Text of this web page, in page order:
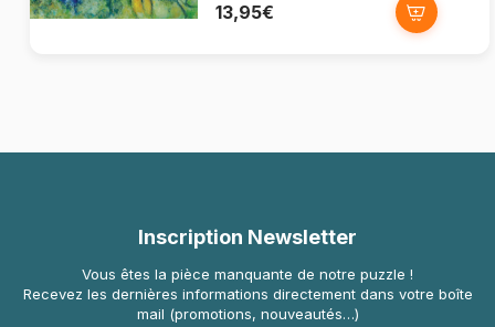
13,95€
Inscription Newsletter
Vous êtes la pièce manquante de notre puzzle !
Recevez les dernières informations directement dans votre boîte
mail (promotions, nouveautés…)